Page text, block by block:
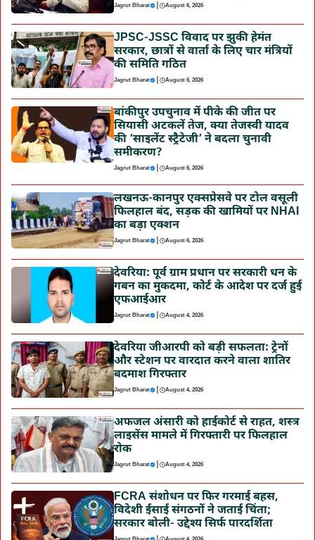
Jagrut Bharat | August 6, 2026
JPSC-JSSC विवाद पर झुकी हेमंत
सरकार, छात्रों से वार्ता के लिए चार मंत्रियों
की समिति गठित
Jagrut Bharat | August 6, 2026
बांकीपुर उपचुनाव में पीके की जीत पर
सियासी अटकलें तेज, क्या तेजस्वी यादव
की ‘साइलेंट स्ट्रैटेजी’ ने बदला चुनावी
समीकरण?
Jagrut Bharat | August 6, 2026
लखनऊ-कानपुर एक्सप्रेसवे पर टोल वसूली
फिलहाल बंद, सड़क की खामियों पर NHAI
का बड़ा एक्शन
Jagrut Bharat | August 6, 2026
देवरिया: पूर्व ग्राम प्रधान पर सरकारी धन के
गबन का मुकदमा, कोर्ट के आदेश पर दर्ज हुई
एफआईआर
Jagrut Bharat | August 4, 2026
देवरिया जीआरपी को बड़ी सफलता: ट्रेनों
और स्टेशन पर वारदात करने वाला शातिर
बदमाश गिरफ्तार
Jagrut Bharat | August 4, 2026
अफजल अंसारी को हाईकोर्ट से राहत, शस्त्र
लाइसेंस मामले में गिरफ्तारी पर फिलहाल
रोक
Jagrut Bharat | August 4, 2026
FCRA संशोधन पर फिर गरमाई बहस,
विदेशी ईसाई संगठनों ने जताई चिंता;
सरकार बोली- उद्देश्य सिर्फ पारदर्शिता